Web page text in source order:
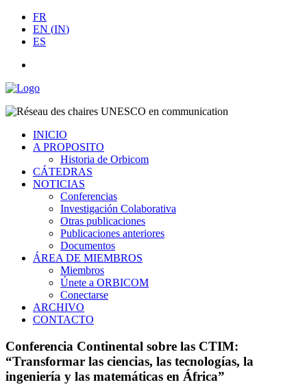
FR
EN (IN)
ES
INICIO
A PROPOSITO
Historia de Orbicom
CÁTEDRAS
NOTICIAS
Conferencias
Investigación Colaborativa
Otras publicaciones
Publicaciones anteriores
Documentos
ÁREA DE MIEMBROS
Miembros
Únete a ORBICOM
Conectarse
ARCHIVO
CONTACTO
Conferencia Continental sobre las CTIM:
“Transformar las ciencias, las tecnologías, la
ingeniería y las matemáticas en África”